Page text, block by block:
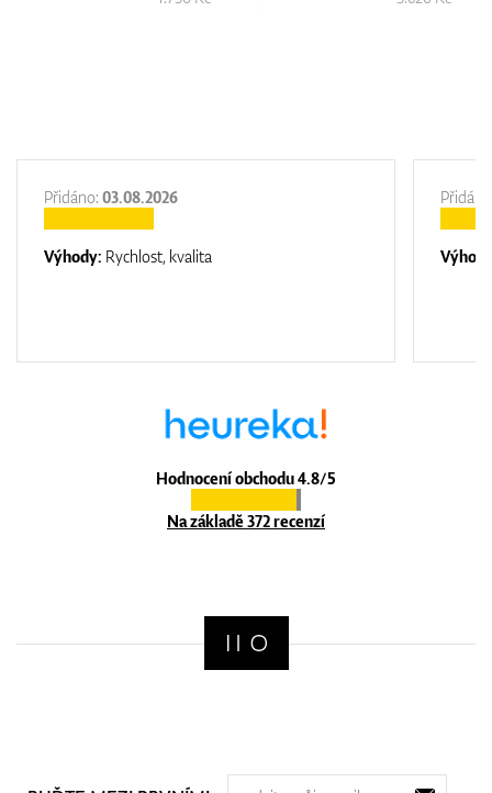
Hodnocení obchodu 4.8/5
Na základě 372 recenzí
Přidáno: 03.08.2026
Výhody: Rychlost, kvalita